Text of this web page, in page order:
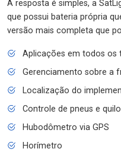
A resposta é simples, a
que possui bateria própria
versão mais completa que
Aplicações em todos os
Gerenciamento sobre a
Localização do
Controle de pneus e
Hubodômetro via GPS
Horímetro